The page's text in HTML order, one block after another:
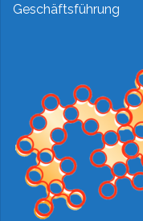
Geschäftsführung